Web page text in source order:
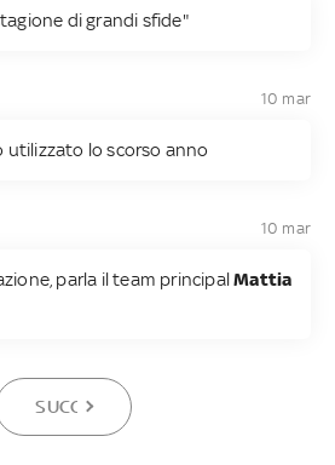
di grandi sfide"
10 mar
utilizzato lo scorso anno
10 mar
parla il team principalMattia
SUCCESSIVA